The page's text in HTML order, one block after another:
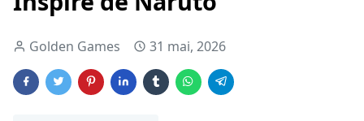
Golden Games 31 mai, 2026